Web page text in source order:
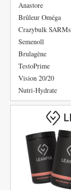
Anastore
Brûleur Oméga
Crazybulk SARMs
Semenoll
Brulagène
TestoPrime
Vision 20/20
Nutri-Hydrate